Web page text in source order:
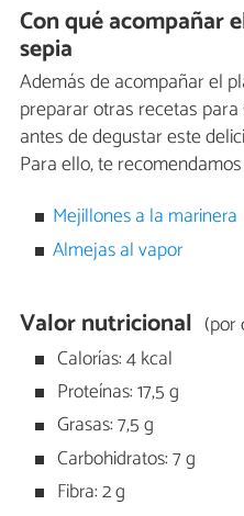
Con qué acompañar
sepia
Además de acompañar el
preparar otras recetas
antes de degustar este
Para ello, te
Mejillones a la marinera
Almejas al vapor
Valor nutricional (por
Calorías: 4 kcal
Proteínas: 17,5 g
Grasas: 7,5 g
Carbohidratos: 7 g
Fibra: 2 g